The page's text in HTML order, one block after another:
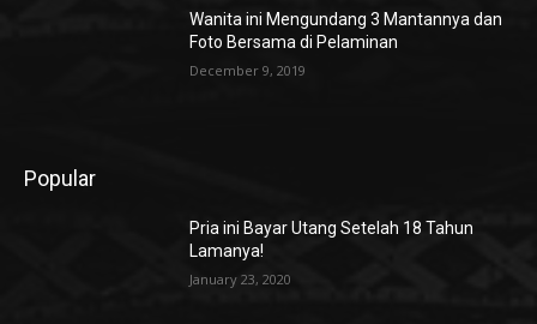
Wanita ini Mengundang 3 Mantannya dan
Foto Bersama di Pelaminan
December 9, 2019
Popular
Pria ini Bayar Utang Setelah 18 Tahun
Lamanya!
January 23, 2020